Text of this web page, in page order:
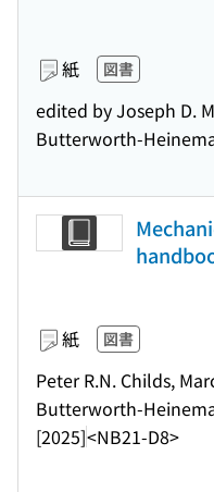
紙 図書
edited by Joseph D.
Butterworth-
紙 図書
Peter R.N. Childs,
Butterworth-
[2025]<NB21-D8>